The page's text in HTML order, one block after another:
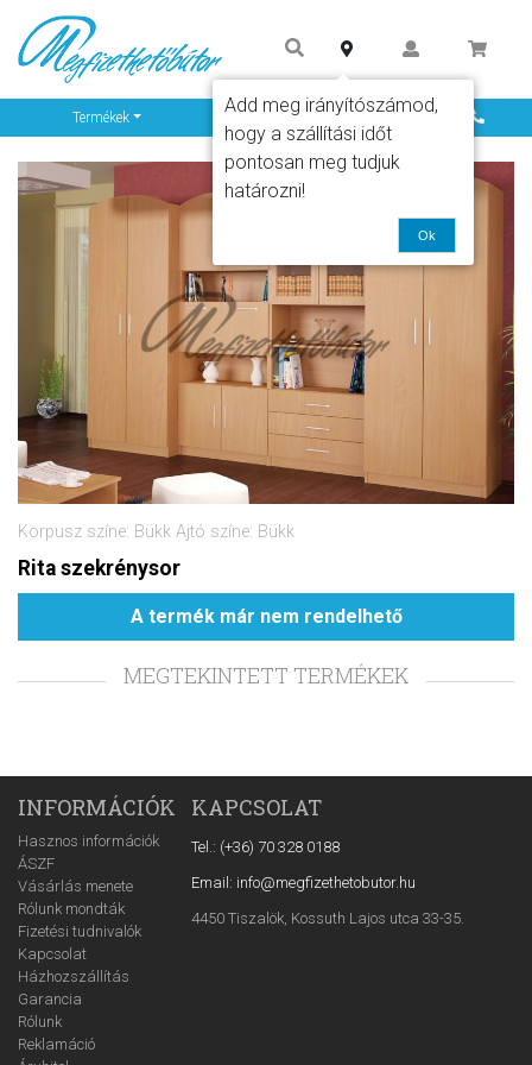
Termékek Info
Korpusz színe: Bükk Ajtó színe: Bükk
Rita szekrénysor
A termék már nem rendelhető
MEGTEKINTETT TERMÉKEK
INFORMÁCIÓK
Hasznos információk
ÁSZF
Vásárlás menete
Rólunk mondták
Fizetési tudnivalók
Kapcsolat
Házhozszállítás
Garancia
Rólunk
Reklamáció
KAPCSOLAT
Tel.: (+36) 70 328 0188
Email: info@megfizethetobutor.hu
4450 Tiszalök, Kossuth Lajos utca 33-35.
Add meg irányítószámod,
hogy a szállítási időt
pontosan meg tudjuk
határozni!
Ok